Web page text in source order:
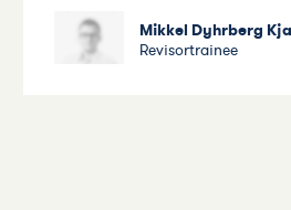
Mikkel Dyhrberg
Revisortrainee